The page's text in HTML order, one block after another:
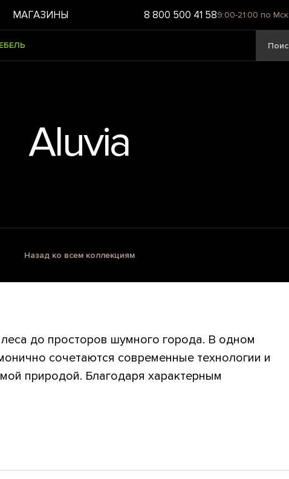
МАГАЗИНЫ 8 800 500 41 589:00-21:00 по Мск
Aluvia
Назад ко всем коллекциям
до просторов шумного города. В одном
сочетаются современные технологии и
природой. Благодаря характерным